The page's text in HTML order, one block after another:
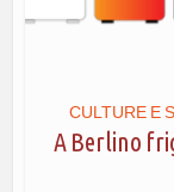
CULTURE E
A Berlino